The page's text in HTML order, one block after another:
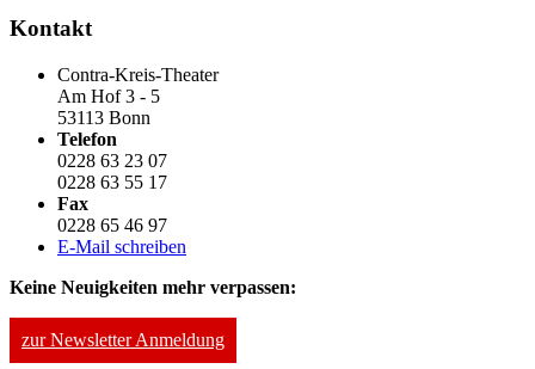
Kontakt
Contra-Kreis-Theater
Am Hof 3 - 5
53113 Bonn
Telefon
0228 63 23 07
0228 63 55 17
Fax
0228 65 46 97
E-Mail schreiben
Keine Neuigkeiten mehr verpassen:
zur Newsletter Anmeldung